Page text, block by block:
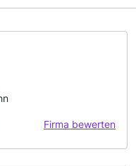
Firma bewerten